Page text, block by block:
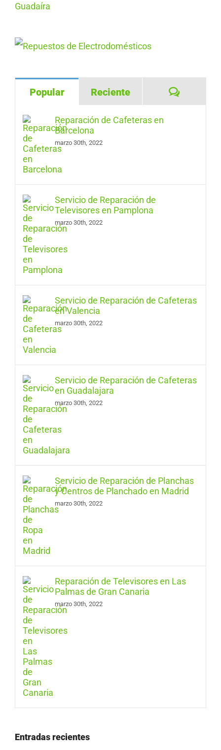
Popular Reciente
Reparación de Cafeteras en
Barcelona
marzo 30th, 2022
Servicio de Reparación de
Televisores en Pamplona
marzo 30th, 2022
Servicio de Reparación de Cafeteras
en Valencia
marzo 30th, 2022
Servicio de Reparación de Cafeteras
en Guadalajara
marzo 30th, 2022
Servicio de Reparación de Planchas
y Centros de Planchado en Madrid
marzo 30th, 2022
Reparación de Televisores en Las
Palmas de Gran Canaria
marzo 30th, 2022
Entradas recientes